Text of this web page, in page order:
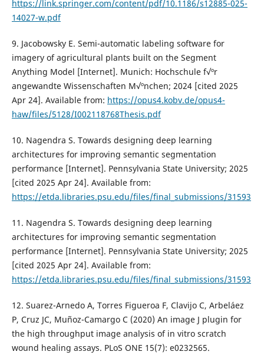
https://link.springer.com/content/pdf/10.1186/s12885-025-
14027-w.pdf
9. Jacobowsky E. Semi-automatic labeling software for
imagery of agricultural plants built on the Segment
Anything Model [Internet]. Munich: Hochschule f√ºr
angewandte Wissenschaften M√ºnchen; 2024 [cited 2025
Apr 24]. Available from: https://opus4.kobv.de/opus4-
haw/files/5128/I002118768Thesis.pdf
10. Nagendra S. Towards designing deep learning
architectures for improving semantic segmentation
performance [Internet]. Pennsylvania State University; 2025
[cited 2025 Apr 24]. Available from:
https://etda.libraries.psu.edu/files/final_submissions/31593
11. Nagendra S. Towards designing deep learning
architectures for improving semantic segmentation
performance [Internet]. Pennsylvania State University; 2025
[cited 2025 Apr 24]. Available from:
https://etda.libraries.psu.edu/files/final_submissions/31593
12. Suarez-Arnedo A, Torres Figueroa F, Clavijo C, Arbeláez
P, Cruz JC, Muñoz-Camargo C (2020) An image J plugin for
the high throughput image analysis of in vitro scratch
wound healing assays. PLoS ONE 15(7): e0232565.